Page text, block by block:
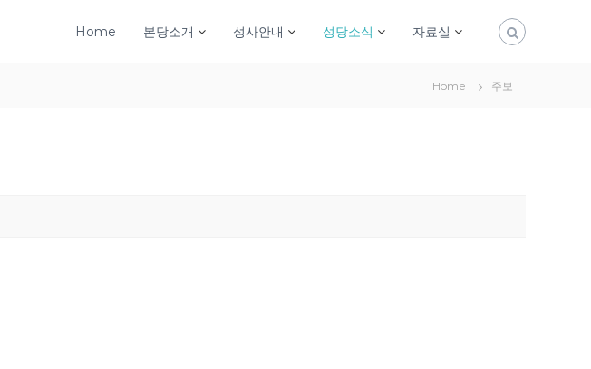
Home 본당소개 성사안내 성당소식 자료실
Home 주보